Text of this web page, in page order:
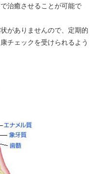
治癒させることが可能で
がありませんので、定期的
チェックを受けられるよう